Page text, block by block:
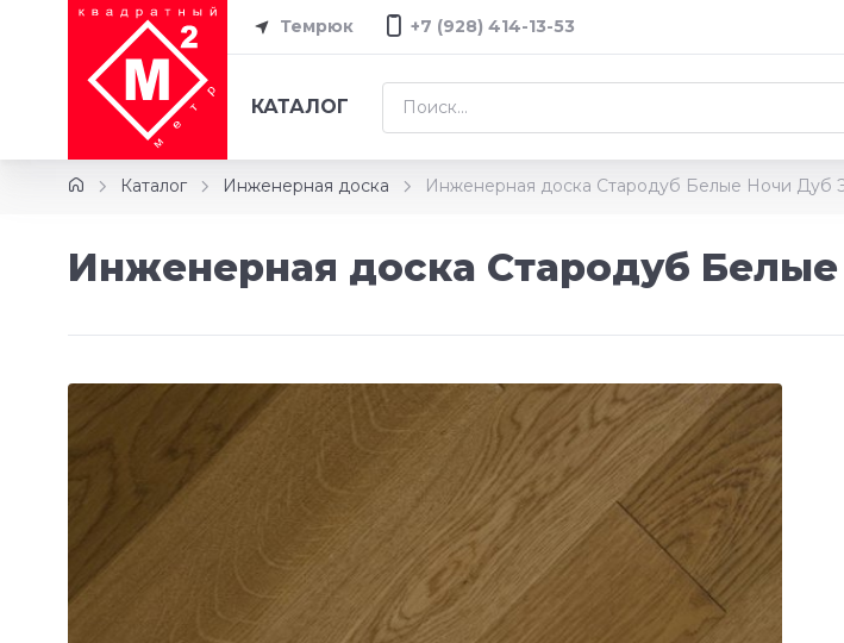
Темрюк +7 (928) 414-13-53
КАТАЛОГ
Каталог Инженерная доска Инженерная доска Стародуб Белые Ночи Дуб
Инженерная доска Стародуб